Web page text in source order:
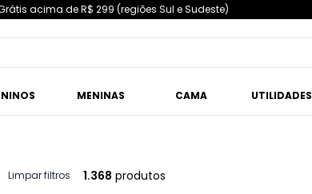
acima de R$ 299 (regiões Sul e Sudeste)
MENINAS CAMA UTILIDADES
Limpar filtros 1.368 produtos